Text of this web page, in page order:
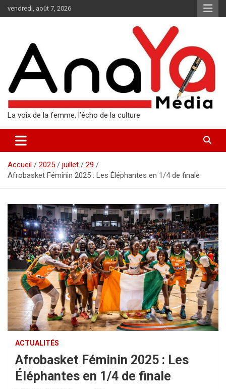
au
vendredi, août 7, 2026
La voix de la femme, l’écho de la culture
Accueil 2025 juillet
29
Afrobasket Féminin 2025 : Les Éléphantes en 1/4 de finale
ACTUALITÉS
Afrobasket Féminin 2025 : Les
Éléphantes en 1/4 de finale